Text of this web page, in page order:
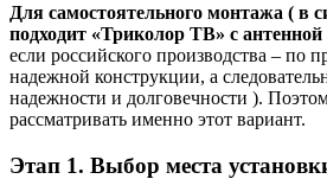
Для самостоятельного монтажа ( в
подходит «Триколор ТВ» с антенной
если российского производства – по
надежной конструкции, а
надежности и долговечности ).
рассматривать именно этот вариант.
Этап 1. Выбор места